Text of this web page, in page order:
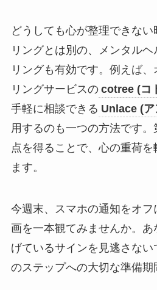
どうしても心が整理できな
リングとは別の、メンタル
リングも有効です。例えば
リングサービスの cotree (コ
手軽に相談できる Unlace (ア
用するのも一つの方法です
点を得ることで、心の重荷を
ます。
今週末、スマホの通知をオ
画を一本観てみませんか。
げているサインを見逃さな
のステップへの大切な準備期